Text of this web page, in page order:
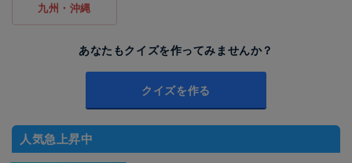
九州・沖縄
あなたもクイズを作ってみませんか？
クイズを作る
人気急上昇中